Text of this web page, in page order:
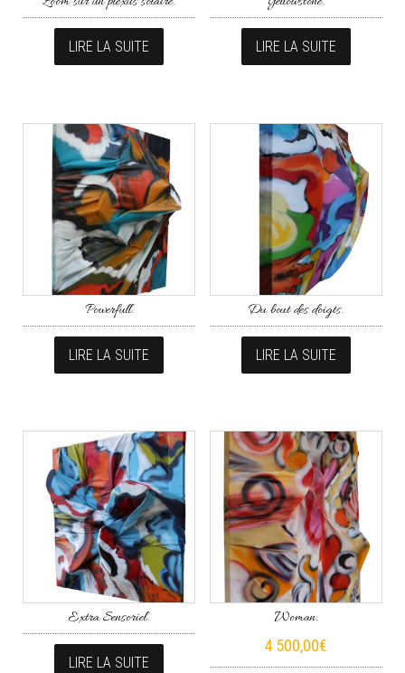
LIRE LA SUITE LIRE LA SUITE
Powerfull.
LIRE LA SUITE
Du bout des doigts.
LIRE LA SUITE
Extra Sensoriel.
LIRE LA SUITE
Woman.
4 500,00€